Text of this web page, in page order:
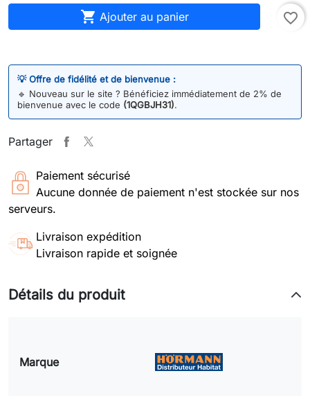
 Ajouter au panier favorite_border
💡 Offre de fidélité et de bienvenue :
🔹 Nouveau sur le site ? Bénéficiez immédiatement de 2% de
bienvenue avec le code (1QGBJH31).
Partager
Paiement sécurisé
Aucune donnée de paiement n'est stockée sur nos
serveurs.
Livraison expédition
Livraison rapide et soignée
Détails du produit
Marque